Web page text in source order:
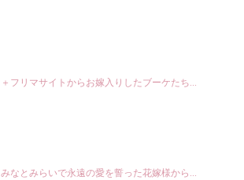
＋フリマサイトからお嫁入りしたブーケたち...
みなとみらいで永遠の愛を誓った花嫁様から...